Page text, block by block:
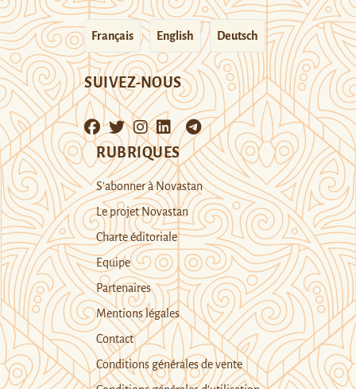
Français English Deutsch
SUIVEZ-NOUS
RUBRIQUES
S’abonner à Novastan
Le projet Novastan
Charte éditoriale
Equipe
Partenaires
Mentions légales
Contact
Conditions générales de vente